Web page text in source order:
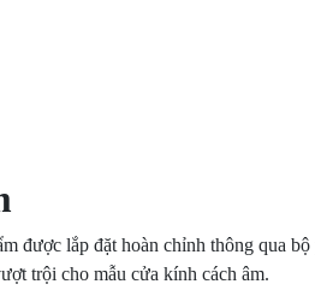
được lắp đặt hoàn chỉnh thông qua bộ
trội cho mẫu cửa kính cách âm.